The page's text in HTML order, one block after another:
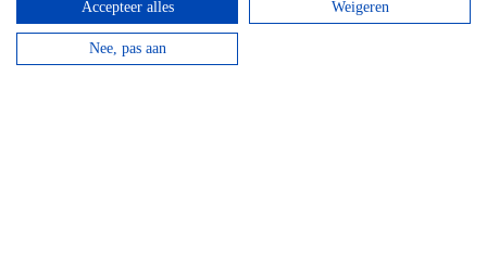
Mountainbike Chouffe route 18 km
Accepteer alles Weigeren
Nee, pas aan